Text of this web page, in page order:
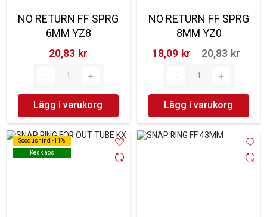
NO RETURN FF SPRG
6MM YZ8
20,83 kr‎
Lägg i varukorg
NO RETURN FF SPRG
8MM YZ0
18,09 kr‎
20,83 kr‎
Lägg i varukorg
Soodushind -11%
Kesklaos
Soodushind -11%
Kesklaos